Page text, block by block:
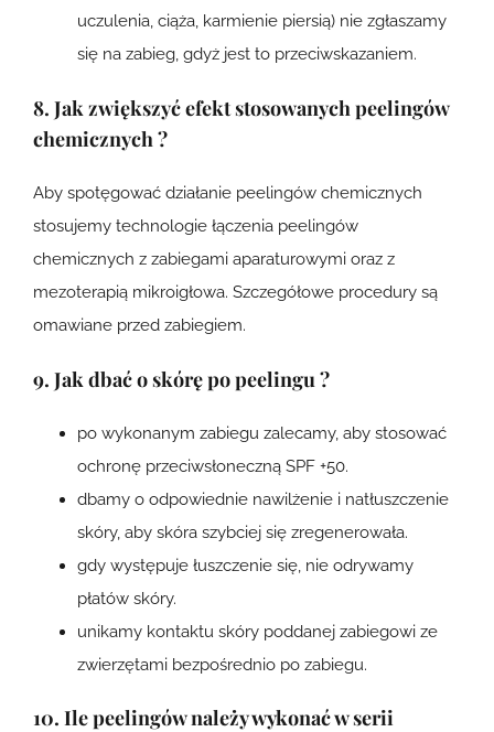
uczulenia, ciąża, karmienie piersią) nie zgłaszamy
się na zabieg, gdyż jest to przeciwskazaniem.
8. Jak zwiększyć efekt stosowanych peelingów
chemicznych ?
Aby spotęgować działanie peelingów chemicznych
stosujemy technologie łączenia peelingów
chemicznych z zabiegami aparaturowymi oraz z
mezoterapią mikroigłowa. Szczegółowe procedury są
omawiane przed zabiegiem.
9. Jak dbać o skórę po peelingu ?
po wykonanym zabiegu zalecamy, aby stosować
ochronę przeciwsłoneczną SPF +50.
dbamy o odpowiednie nawilżenie i natłuszczenie
skóry, aby skóra szybciej się zregenerowała.
gdy występuje łuszczenie się, nie odrywamy
płatów skóry.
unikamy kontaktu skóry poddanej zabiegowi ze
zwierzętami bezpośrednio po zabiegu.
10. Ile peelingów należy wykonać w serii